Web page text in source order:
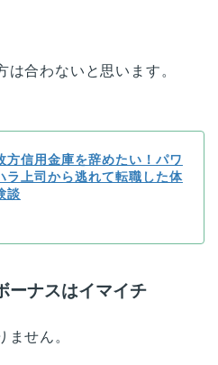
合わないと思います。
方信用金庫を辞めたい！パワ
ラ上司から逃れて転職した体
談
ーナスはイマイチ
ません。